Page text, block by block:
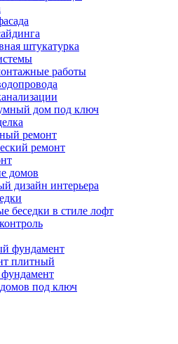
штукатурка
работы
дом под ключ
ремонт
ремонт
домов
дизайн интерьера
беседки в стиле лофт
фундамент
плитный
под ключ